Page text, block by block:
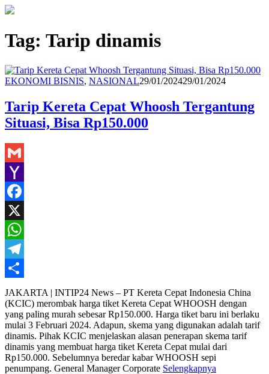
Tag: Tarip dinamis
EKONOMI BISNIS, NASIONALRedaksi
29/01/202429/01/2024
Tarip Kereta Cepat Whoosh Tergantung
Situasi, Bisa Rp150.000
Gmail
Yahoo
Mail
Facebook
X
WhatsApp
Telegram
Share
JAKARTA | INTIP24 News – PT Kereta Cepat Indonesia China
(KCIC) merombak harga tiket Kereta Cepat WHOOSH dengan
yang paling murah sebesar Rp150.000. Harga tiket baru ini berlaku
mulai 3 Februari 2024. Adapun, skema yang digunakan adalah tarif
dinamis. Pihak KCIC menjelaskan alasan penerapan skema tarif
dinamis yang membuat harga tiket Kereta Cepat mulai dari
Rp150.000. Sebelumnya beredar kabar WHOOSH sepi
penumpang. General Manager Corporate Selengkapnya